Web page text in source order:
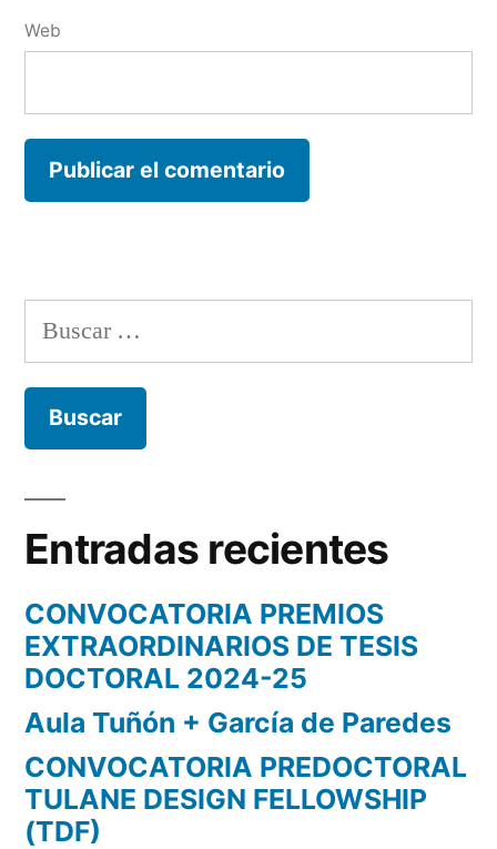
Web
Buscar:
Entradas recientes
CONVOCATORIA PREMIOS
EXTRAORDINARIOS DE TESIS
DOCTORAL 2024-25
Aula Tuñón + García de Paredes
CONVOCATORIA PREDOCTORAL
TULANE DESIGN FELLOWSHIP
(TDF)